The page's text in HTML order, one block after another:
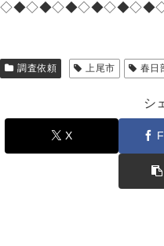
調査依頼 上尾市 春日
シ
X